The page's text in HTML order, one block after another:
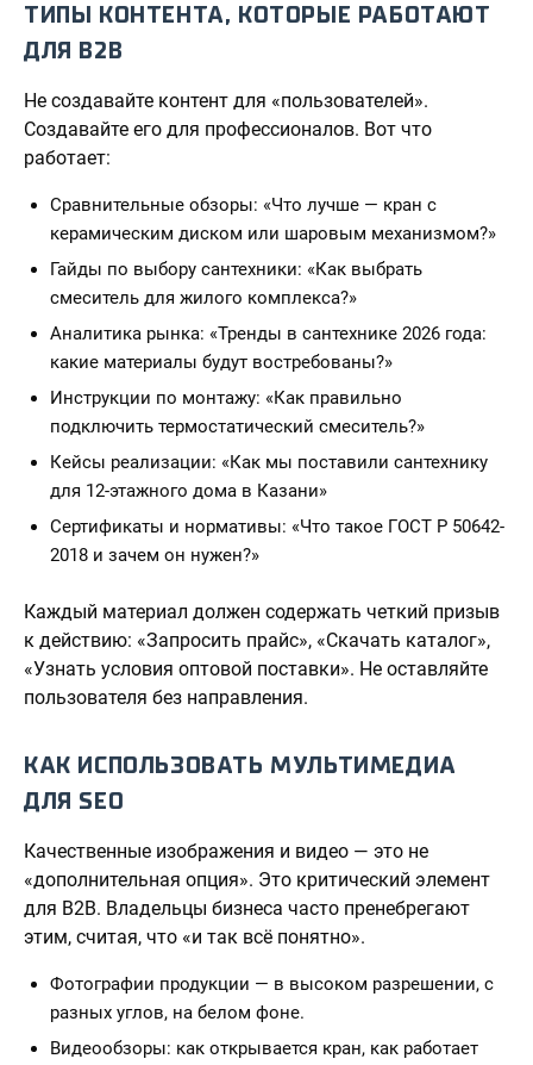
ТИПЫ КОНТЕНТА, КОТОРЫЕ РАБОТАЮТ
ДЛЯ B2B
Не создавайте контент для «пользователей».
Создавайте его для профессионалов. Вот что
работает:
Сравнительные обзоры: «Что лучше — кран с
керамическим диском или шаровым механизмом?»
Гайды по выбору сантехники: «Как выбрать
смеситель для жилого комплекса?»
Аналитика рынка: «Тренды в сантехнике 2026 года:
какие материалы будут востребованы?»
Инструкции по монтажу: «Как правильно
подключить термостатический смеситель?»
Кейсы реализации: «Как мы поставили сантехнику
для 12-этажного дома в Казани»
Сертификаты и нормативы: «Что такое ГОСТ Р 50642-
2018 и зачем он нужен?»
Каждый материал должен содержать четкий призыв
к действию: «Запросить прайс», «Скачать каталог»,
«Узнать условия оптовой поставки». Не оставляйте
пользователя без направления.
КАК ИСПОЛЬЗОВАТЬ МУЛЬТИМЕДИА
ДЛЯ SEO
Качественные изображения и видео — это не
«дополнительная опция». Это критический элемент
для B2B. Владельцы бизнеса часто пренебрегают
этим, считая, что «и так всё понятно».
Фотографии продукции — в высоком разрешении, с
разных углов, на белом фоне.
Видеообзоры: как открывается кран, как работает